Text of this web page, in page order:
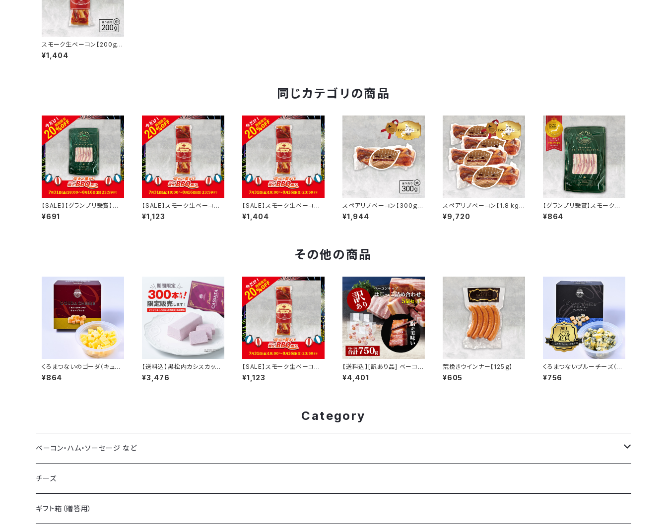
スモーク生ベーコン【200ｇ】
（中）
¥1,404
同じカテゴリの商品
【SALE】【グランプリ受賞】ス
モーク生ベーコンスライス【9
0ｇ】
¥691
【SALE】スモーク生ベーコン
【200ｇ】
¥1,123
【SALE】スモーク生ベーコン
【250ｇ】
¥1,404
スペアリブベーコン【300ｇ】
（大）
¥1,944
スペアリブベーコン【1.8 kg】
（お得パック）
¥9,720
【グランプリ受賞】スモーク生
ベーコンスライス【90ｇ】
¥864
その他の商品
くろまつないのゴーダ（キュー
ブカット）【50ｇ】
¥864
【送料込】黒松内カシスカッサ
ータ【数量限定】
¥3,476
【SALE】スモーク生ベーコン
【200ｇ】
¥1,123
【送料込】[訳あり品] ベーコン
チップ（5個）【数量限定】
¥4,401
荒挽きウインナー【125ｇ】
¥605
くろまつないブルーチーズ（キ
ューブカット）【50ｇ】
¥756
Category
ベーコン・ハム・ソーセージ など
ベーコン
ハム
チーズ
ギフト箱（贈答用）